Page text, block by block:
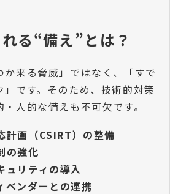
る“備え”とは？
か来る脅威」ではなく、「すで
」です。そのため、技術的対策
人的な備えも不可欠です。
計画（CSIRT）の整備
の強化
ュリティの導入
ベンダーとの連携